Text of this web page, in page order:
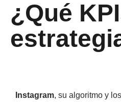
¿Qué
Instagram, su algoritmo y